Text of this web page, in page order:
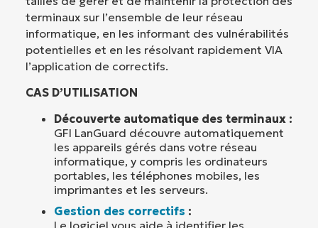
terminaux sur l’ensemble de leur réseau
informatique, en les informant des vulnérabilités
potentielles et en les résolvant rapidement VIA
l’application de correctifs.
CAS D’UTILISATION
Découverte automatique des terminaux :
GFI LanGuard découvre automatiquement
les appareils gérés dans votre réseau
informatique, y compris les ordinateurs
portables, les téléphones mobiles, les
imprimantes et les serveurs.
Gestion des correctifs :
Le logiciel vous aide à identifier les